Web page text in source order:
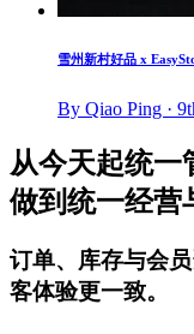
雪州新村好品 x
By Qiao Ping ·
从今天起统一
做到统一经营
订单、库存与会
客体验更一致。